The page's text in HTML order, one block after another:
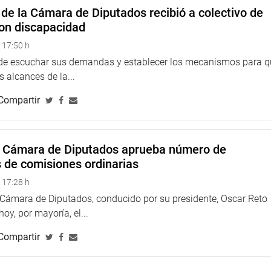
web y redes sociales.
http://www.youtube.com/congresoperu>
<https://soundcloud.com/radiocongreso>
fotografia.asp
la Cámara de Diputados recibió a colectivo de
discapacidad
h
escuchar sus demandas y establecer los mecanismos para
alcances de la...
de Diputados aprueba número de
comisiones ordinarias
h
de Diputados, conducido por su presidente, Oscar Reto
por mayoría, el...